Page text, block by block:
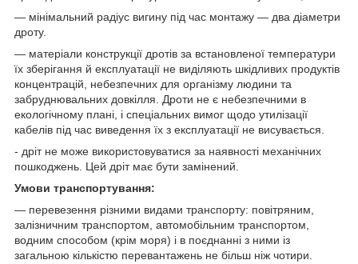
— мінімальний радіус вигину під час монтажу — два діаметри
дроту.
— матеріали конструкції дротів за встановленої температури
їх зберігання й експлуатації не виділяють шкідливих продуктів
концентрацій, небезпечних для організму людини та
забруднювальних довкілля. Дроти не є небезпечними в
екологічному плані, і спеціальних вимог щодо утилізації
кабелів під час виведення їх з експлуатації не висувається.
- дріт не може використовуватися за наявності механічних
пошкоджень. Цей дріт має бути замінений.
Умови транспортування:
— перевезення різними видами транспорту: повітряним,
залізничним транспортом, автомобільним транспортом,
водним способом (крім моря) і в поєднанні з ними із
загальною кількістю перевантажень не більш ніж чотири.